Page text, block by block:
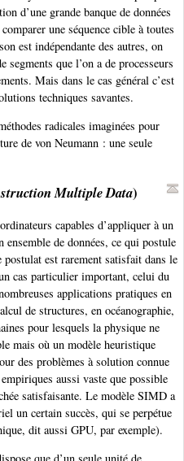
d’une grande banque de données
une séquence cible à toutes
est indépendante des autres, on
segments que l’on a de processeurs
Mais dans le cas général c’est
techniques savantes.
radicales imaginées pour
de von Neumann : une seule
Multiple Data)
capables d’appliquer à un
de données, ce qui postule
est rarement satisfait dans le
cas particulier important, celui du
applications pratiques en
de structures, en océanographie,
pour lesquels la physique ne
mais où un modèle heuristique
des problèmes à solution connue
aussi vaste que possible
satisfaisante. Le modèle SIMD a
un certain succès, qui se perpétue
dit aussi GPU, par exemple).